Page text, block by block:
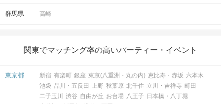
群馬県 高崎
関東でマッチング率の高いパーティー・イベント
東京都 新宿 有楽町 銀座 東京(八重洲・丸の内) 恵比寿・赤坂 六本木
池袋 品川・五反田 上野 秋葉原 北千住 立川・吉祥寺 町田
二子玉川
渋谷 自由が丘 お台場 八王子 日本橋・八丁堀